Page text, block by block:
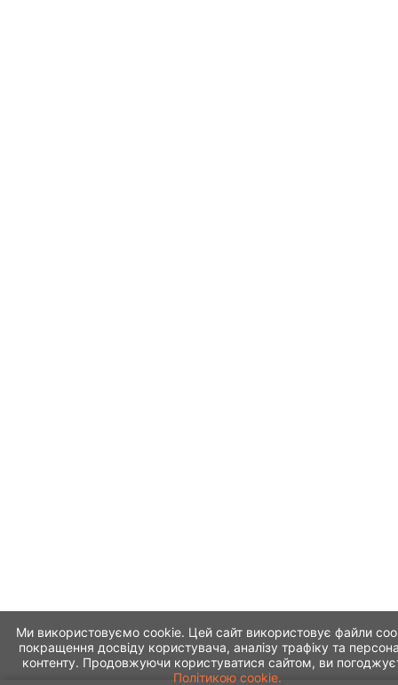
Ми використовуємо cookie. Цей сайт використовує файли
покращення досвіду користувача, аналізу трафіку та
контенту. Продовжуючи користуватися сайтом, ви
Політикою cookie.